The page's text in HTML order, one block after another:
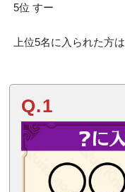
5位 すー
上位5名に入られた方
Q.1